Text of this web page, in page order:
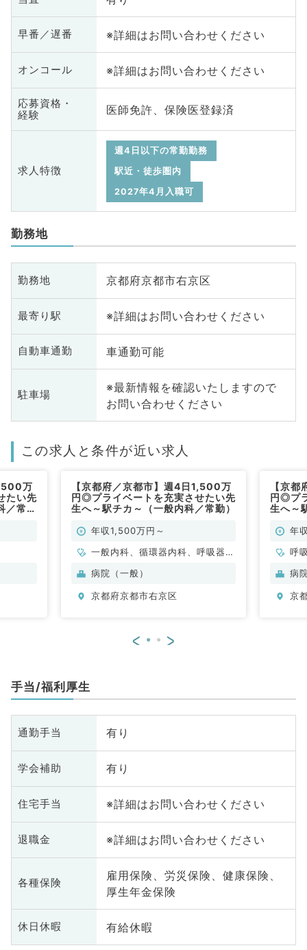
早番／遅番 ※詳細はお問い合わせください
オンコール ※詳細はお問い合わせください
応募資格・
経験
医師免許、保険医登録済
求人特徴
週4日以下の常勤勤務
駅近・徒歩圏内
2027年4月入職可
勤務地
勤務地 京都府京都市右京区
最寄り駅 ※詳細はお問い合わせください
自動車通勤 車通勤可能
駐車場
※最新情報を確認いたしますので
お問い合わせください
この求人と条件が近い求人
万
たい先
／常
【京都府／京都市】週4日1,500万
円◎プライベートを充実させたい先
生へ～駅チカ～（一般内科／常勤）
年収1,500万円～
一般内科、循環器内科、呼吸器内
科、消化器内科
病院（一般）
京都府京都市右京区
【京
円◎プ
生へ～
年
呼
病
京
< >
手当/福利厚生
通勤手当 有り
学会補助 有り
住宅手当 ※詳細はお問い合わせください
退職金 ※詳細はお問い合わせください
各種保険
雇用保険、労災保険、健康保険、
厚生年金保険
休日休暇 有給休暇